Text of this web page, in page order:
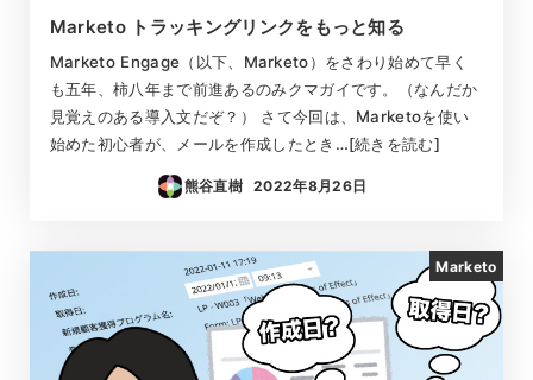
Marketo トラッキングリンクをもっと知る
Marketo Engage（以下、Marketo）をさわり始めて早く
も五年、柿八年まで前進あるのみクマガイです。（なんだか
見覚えのある導入文だぞ？） さて今回は、Marketoを使い
始めた初心者が、メールを作成したとき…[続きを読む]
熊谷直樹
投稿日
2022年8月26日
Marketo